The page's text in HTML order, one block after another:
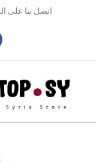
اتصل بنا على الرقم